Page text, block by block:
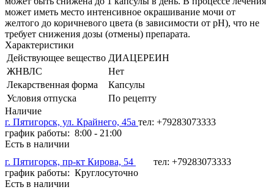
может иметь место интенсивное окрашивание мочи от
желтого до коричневого цвета (в зависимости от рН), что не
требует снижения дозы (отмены) препарата.
Характеристики
Действующее вещество ДИАЦЕРЕИН
ЖНВЛС
Нет
Лекарственная форма
Капсулы
Условия отпуска
По рецепту
Наличие
г. Пятигорск, ул. Крайнего, 45а тел: +79283073333
график работы: 8:00 - 21:00
Есть в наличии
г. Пятигорск, пр-кт Кирова, 54
тел: +79283073333
график работы: Круглосуточно
Есть в наличии